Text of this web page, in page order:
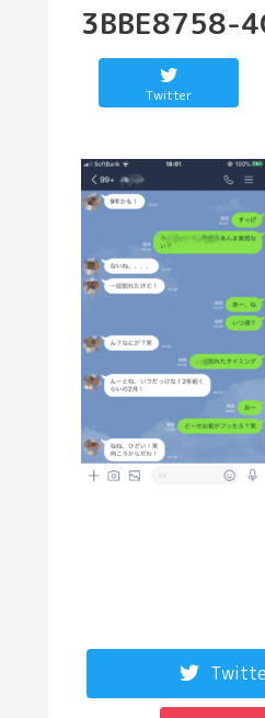
3BBE8758-
Twitter